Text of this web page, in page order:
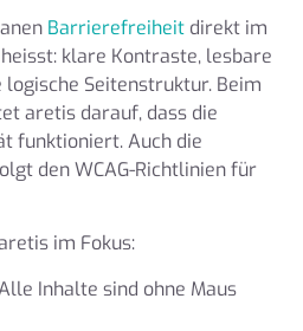
Barrierefreiheit direkt im
klare Kontraste, lesbare
Seitenstruktur. Beim
aretis darauf, dass die
funktioniert. Auch die
den WCAG-Richtlinien für
im Fokus:
Inhalte sind ohne Maus